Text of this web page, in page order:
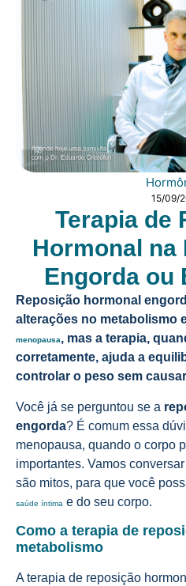
15/09/
Terapia de
Hormonal na
Engorda ou
Reposição hormonal
alterações no metabolismo
menopausa, mas a terapia,
corretamente, ajuda a
controlar o peso sem
Você já se perguntou se a
engorda? É comum essa
menopausa, quando o corpo
importantes. Vamos
são mitos, para que você
saúde íntima e do seu corpo.
Como a terapia de
metabolismo
A terapia de reposição